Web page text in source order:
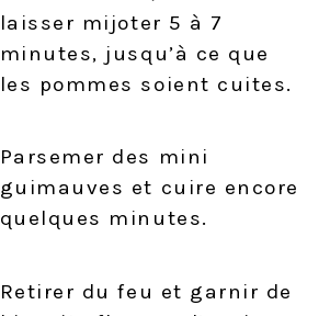
laisser mijoter 5 à 7
minutes, jusqu’à ce que
les pommes soient cuites.
Parsemer des mini
guimauves et cuire encore
quelques minutes.
Retirer du feu et garnir de